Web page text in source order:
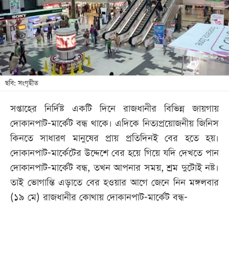
খেলা
বিনোদন
লাইফ
স্টাইল
শিক্ষা
সব
বিভাগ
ভিডিও
ছবি: সংগৃহীত
সপ্তাহের নির্দিষ্ট একটি দিনে রাজধানীর বিভিন্ন জায়গায়
দোকানপাট-মার্কেট বন্ধ থাকে। এদিকে নিত্যপ্রয়োজনীয় জিনিস
কিনতে সাধারণ মানুষের প্রায় প্রতিদিনই বের হতে হয়।
দোকানপাট-মার্কেটের উদ্দেশে বের হয়ে গিয়ে যদি দেখতে পান
দোকানপাট-মার্কেট বন্ধ, তখন আপনার সময়, শ্রম দুটোই নষ্ট।
তাই ভোগান্তি এড়াতে বের হওয়ার আগে জেনে নিন মঙ্গলবার
(১৯ মে) রাজধানীর কোথায় দোকানপাট-মার্কেট বন্ধ-